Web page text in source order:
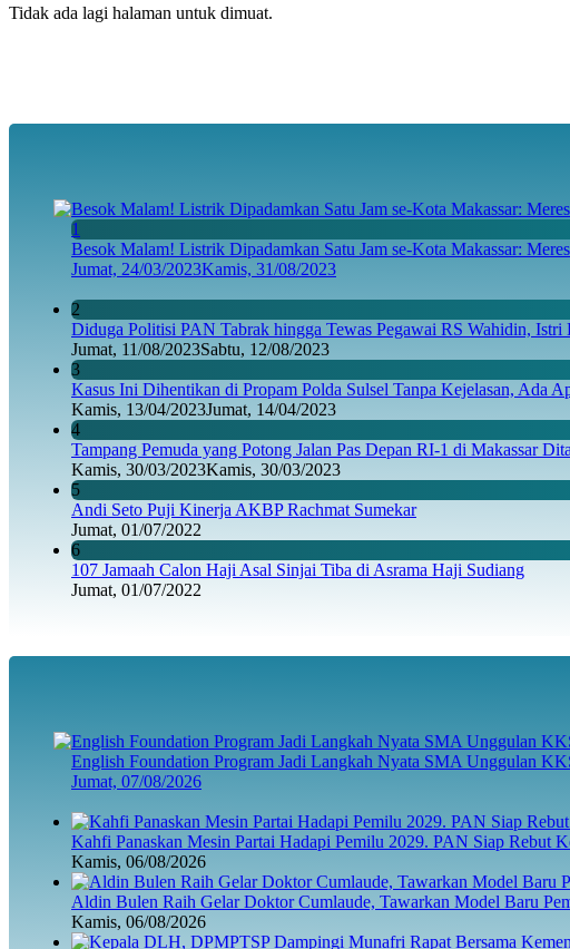
Tidak ada lagi halaman untuk dimuat.
1
Besok Malam! Listrik Dipadamkan Satu Jam se-Kota Makassar:
Jumat, 24/03/2023Kamis, 31/08/2023
2
Diduga Politisi PAN Tabrak hingga Tewas Pegawai RS Wahidin,
Jumat, 11/08/2023Sabtu, 12/08/2023
3
Kasus Ini Dihentikan di Propam Polda Sulsel Tanpa Kejelasan, Ada
Kamis, 13/04/2023Jumat, 14/04/2023
4
Tampang Pemuda yang Potong Jalan Pas Depan RI-1 di Makassar
Kamis, 30/03/2023Kamis, 30/03/2023
5
Andi Seto Puji Kinerja AKBP Rachmat Sumekar
Jumat, 01/07/2022
6
107 Jamaah Calon Haji Asal Sinjai Tiba di Asrama Haji Sudiang
Jumat, 01/07/2022
English Foundation Program Jadi Langkah Nyata SMA Unggulan
Jumat, 07/08/2026
Kahfi Panaskan Mesin Partai Hadapi Pemilu 2029. PAN Siap Rebut
Kamis, 06/08/2026
Aldin Bulen Raih Gelar Doktor Cumlaude, Tawarkan Model Baru
Kamis, 06/08/2026